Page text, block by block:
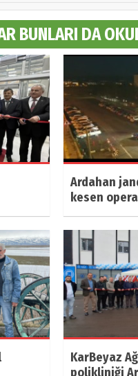
BUNLARI DA
Ardahan
kesen
KarBeyaz
polikliniği